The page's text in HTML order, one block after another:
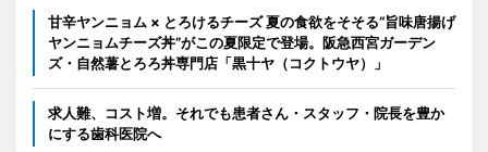
甘辛ヤンニョム × とろけるチーズ 夏の食欲をそそる“旨味唐揚げ
ヤンニョムチーズ丼”がこの夏限定で登場。阪急西宮ガーデン
ズ・自然薯とろろ丼専門店「黒十ヤ（コクトウヤ）」
求人難、コスト増。それでも患者さん・スタッフ・院長を豊か
にする歯科医院へ